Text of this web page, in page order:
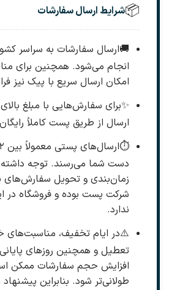
📦شرایط ارسال سفارشات
🚚ارسال سفارشات به سراسر
امکان ارسال سریع با پیک نیز
✨
ارسال از طریق پست کاملاً
⏱️
دست شما می‌رسند. توجه
زمان‌بندی و تحویل سفارش‌های
شرکت پست بوده و فروشگاه در
ندارد.
⚠️در ایام تخفیف، مناسبت‌های
تعطیل و همچنین روزهای
افزایش حجم سفارشات ممکن
طولانی‌تر شود. بنابراین